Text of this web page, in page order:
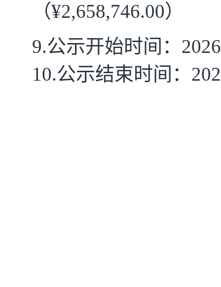
（¥2,658,746.00）
9.公示开始时间： 2026
10.公示结束时间：